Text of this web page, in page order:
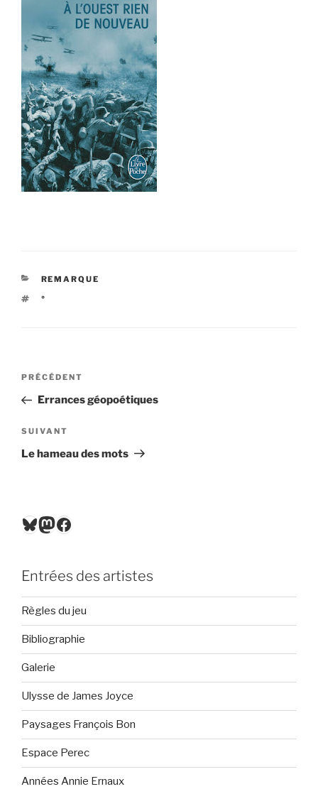
CATÉGORIES
REMARQUE
ÉTIQUETTES
°
Navigation
l’article
Article
précédent
PRÉCÉDENT
Errances géopoétiques
Article
suivant
SUIVANT
Le hameau des mots
Bluesky
Mastodon
Facebook
Entrées des artistes
Règles du jeu
Bibliographie
Galerie
Ulysse de James Joyce
Paysages François Bon
Espace Perec
Années Annie Ernaux